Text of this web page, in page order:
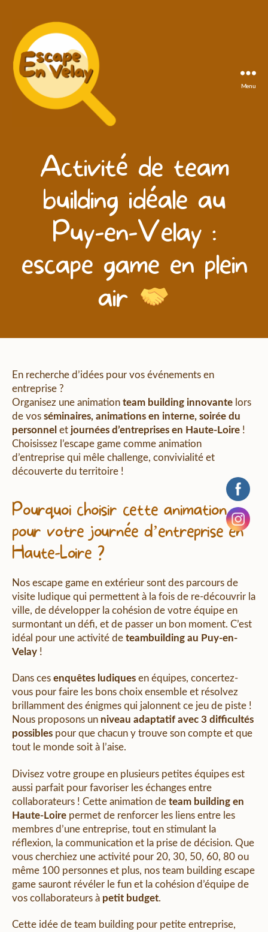
Menu
Activité de team
building idéale au
Puy-en-Velay :
escape game en plein
air
En recherche d’idées pour vos événements en
entreprise ?
Organisez une animation team building innovante lors
de vos séminaires, animations en interne, soirée du
personnel et journées d’entreprises en Haute-Loire !
Choisissez l’escape game comme animation
d’entreprise qui mêle challenge, convivialité et
découverte du territoire !
Pourquoi choisir cette animation
pour votre journée d’entreprise en
Haute-Loire ?
Nos escape game en extérieur sont des parcours de
visite ludique qui permettent à la fois de re-découvrir la
ville, de développer la cohésion de votre équipe en
surmontant un défi, et de passer un bon moment. C’est
idéal pour une activité de teambuilding au Puy-en-
Velay !
Dans ces enquêtes ludiques en équipes, concertez-
vous pour faire les bons choix ensemble et résolvez
brillamment des énigmes qui jalonnent ce jeu de piste !
Nous proposons un niveau adaptatif avec 3 difficultés
possibles pour que chacun y trouve son compte et que
tout le monde soit à l’aise.
Divisez votre groupe en plusieurs petites équipes est
aussi parfait pour favoriser les échanges entre
collaborateurs ! Cette animation de team building en
Haute-Loire permet de renforcer les liens entre les
membres d’une entreprise, tout en stimulant la
réflexion, la communication et la prise de décision. Que
vous cherchiez une activité pour 20, 30, 50, 60, 80 ou
même 100 personnes et plus, nos team building escape
game sauront révéler le fun et la cohésion d’équipe de
vos collaborateurs à petit budget.
Cette idée de team building pour petite entreprise,